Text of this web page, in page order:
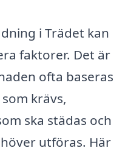
i Trädet kan
faktorer. Det är
ofta baseras
krävs,
ska städas och
utföras. Här